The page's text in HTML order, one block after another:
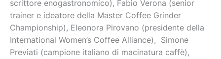
scrittore enogastronomico), Fabio Verona (senior
trainer e ideatore della Master Coffee Grinder
Championship), Eleonora Pirovano (presidente della
International Women’s Coffee Alliance), Simone
Previati (campione italiano di macinatura caffè),